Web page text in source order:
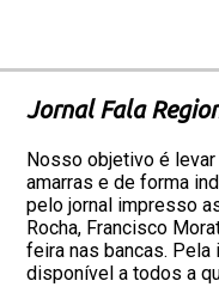
Jornal Fala
Nosso objetivo é
amarras e de forma
pelo jornal impresso
Rocha, Francisco
feira nas bancas.
disponível a todos a